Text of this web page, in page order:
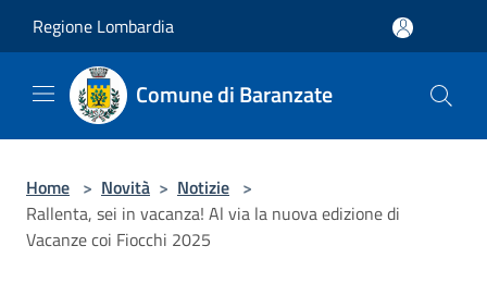
Regione Lombardia
Comune di Baranzate
Home > Novità > Notizie >
Rallenta, sei in vacanza! Al via la nuova edizione di
Vacanze coi Fiocchi 2025